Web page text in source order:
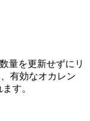
量を更新せずにリ
有効なオカレン
す。